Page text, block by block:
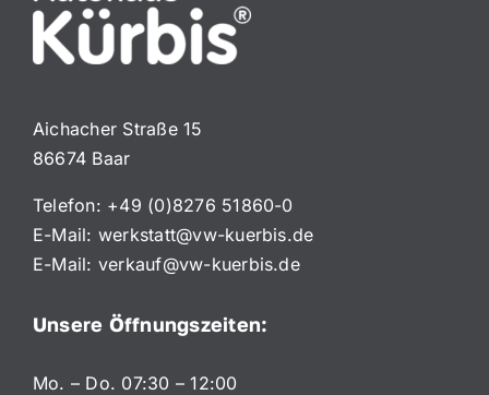
Aichacher Straße 15
86674 Baar
Telefon: +49 (0)8276 51860-0
E-Mail: werkstatt@vw-kuerbis.de
E-Mail: verkauf@vw-kuerbis.de
Unsere Öffnungszeiten:
Mo. – Do. 07:30 – 12:00